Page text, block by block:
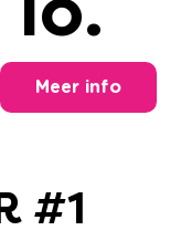
Meer info
#1